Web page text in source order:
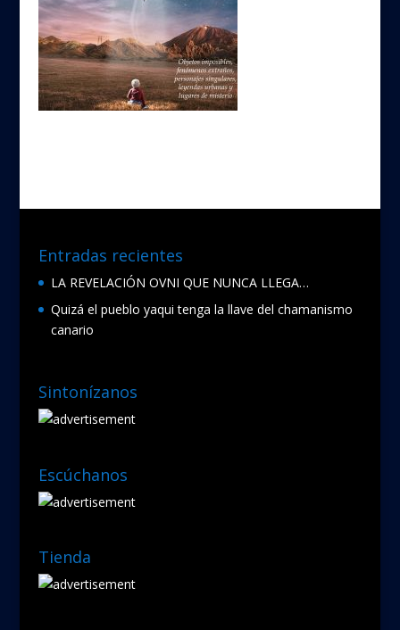
Entradas recientes
LA REVELACIÓN OVNI QUE NUNCA LLEGA…
Quizá el pueblo yaqui tenga la llave del chamanismo
canario
Sintonízanos
Escúchanos
Tienda